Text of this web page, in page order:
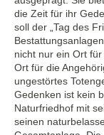
die Zeit für ihr
soll der „Tag des
nicht nur ein Ort
Ort für die
ungestörtes
Gedenken ist kein
Naturfriedhof mit
seinen